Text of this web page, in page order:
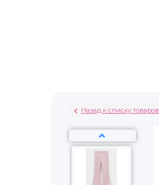
Назад к списку товаров